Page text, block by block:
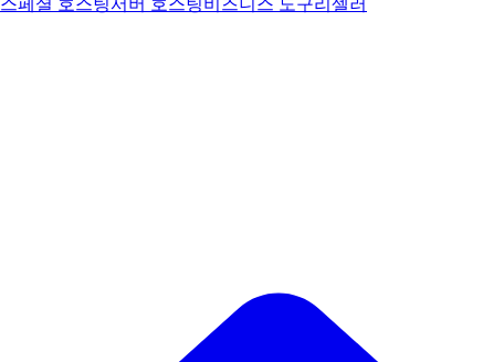
스페셜 호스팅서버 호스팅비즈니스 도구리셀러